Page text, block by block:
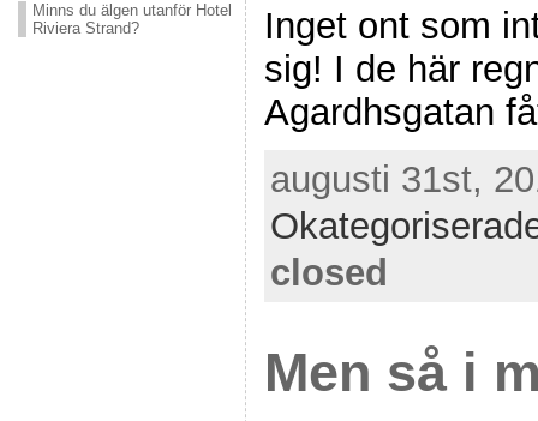
Minns du älgen utanför Hotel
Riviera Strand?
Inget ont som
sig! I de här
Agardhsgatan
augusti 31st,
closed
Men så i